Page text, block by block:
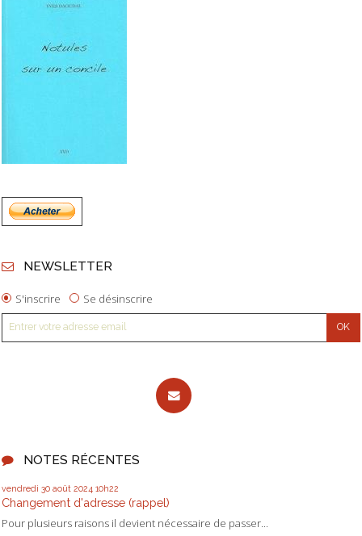
NEWSLETTER
S'inscrire Se désinscrire
NOTES RÉCENTES
vendredi 30 août 2024 10h22
Changement d'adresse (rappel)
Pour plusieurs raisons il devient nécessaire de passer...